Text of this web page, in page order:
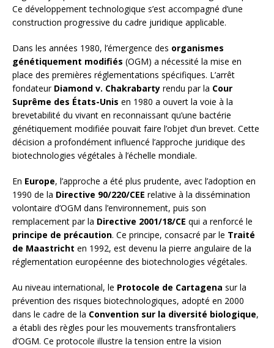
Ce développement technologique s’est accompagné d’une
construction progressive du cadre juridique applicable.
Dans les années 1980, l’émergence des organismes
génétiquement modifiés (OGM) a nécessité la mise en
place des premières réglementations spécifiques. L’arrêt
fondateur Diamond v. Chakrabarty rendu par la Cour
Suprême des États-Unis en 1980 a ouvert la voie à la
brevetabilité du vivant en reconnaissant qu’une bactérie
génétiquement modifiée pouvait faire l’objet d’un brevet. Cette
décision a profondément influencé l’approche juridique des
biotechnologies végétales à l’échelle mondiale.
En Europe, l’approche a été plus prudente, avec l’adoption en
1990 de la Directive 90/220/CEE relative à la dissémination
volontaire d’OGM dans l’environnement, puis son
remplacement par la Directive 2001/18/CE qui a renforcé le
principe de précaution. Ce principe, consacré par le Traité
de Maastricht en 1992, est devenu la pierre angulaire de la
réglementation européenne des biotechnologies végétales.
Au niveau international, le Protocole de Cartagena sur la
prévention des risques biotechnologiques, adopté en 2000
dans le cadre de la Convention sur la diversité biologique,
a établi des règles pour les mouvements transfrontaliers
d’OGM. Ce protocole illustre la tension entre la vision